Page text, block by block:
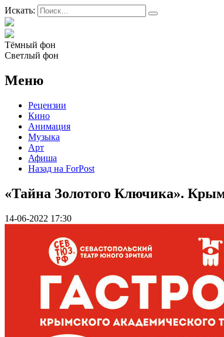
Искать:
Тёмный фон
Светлый фон
Меню
Рецензии
Кино
Анимация
Музыка
Арт
Афиша
Назад на ForPost
«Тайна Золотого Ключика».
14-06-2022 17:30